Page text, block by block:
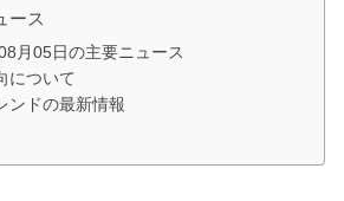
ース
月05日の主要ニュース
について
ンドの最新情報